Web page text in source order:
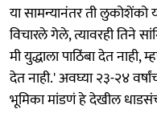
या सामन्यानंतर ती लुकोशेंको
विचारले गेले, त्यावरही तिने
मी युद्धाला पाठिंबा देत
देत नाही.' अवघ्या २३-२४
भूमिका मांडणं हे देखील